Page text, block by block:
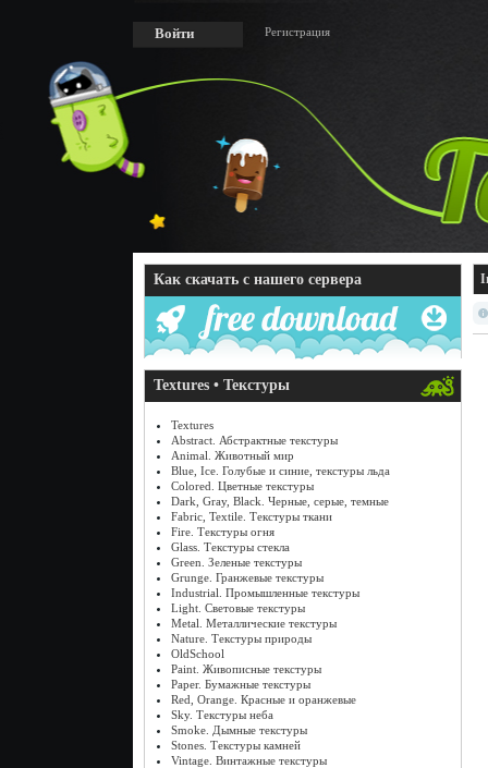
Войти Регистрация
Как скачать с нашего сервера
Textures • Текстуры
Textures
Abstract. Абстрактные текстуры
Animal. Животный мир
Blue, Ice. Голубые и синие, текстуры льда
Colored. Цветные текстуры
Dark, Gray, Black. Черные, серые, темные
Fabric, Textile. Текстуры ткани
Fire. Текстуры огня
Glass. Текстуры стекла
Green. Зеленые текстуры
Grunge. Гранжевые текстуры
Industrial. Промышленные текстуры
Light. Световые текстуры
Metal. Металлические текстуры
Nature. Текстуры природы
OldSchool
Paint. Живописные текстуры
Paper. Бумажные текстуры
Red, Orange. Красные и оранжевые
Sky. Текстуры неба
Smoke. Дымные текстуры
Stones. Текстуры камней
Vintage. Винтажные текстуры